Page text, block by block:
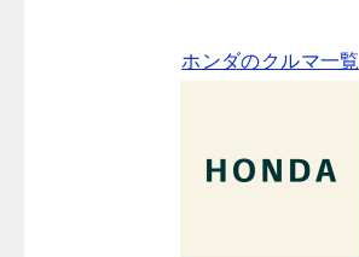
ホンダのクルマ一覧